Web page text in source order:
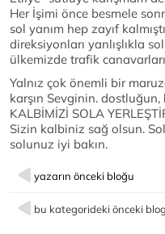
Her İşimi önce besmele
sol yanım hep zayıf
direksiyonları yanlışlıkla
ülkemizde trafik
Yalnız çok önemli bir
karşın Sevginin. dostluğun,
KALBİMİZİ SOLA
Sizin kalbiniz sağ olsun.
solunuz iyi bakın.
yazarın önceki bloğu
bu kategorideki önceki blog